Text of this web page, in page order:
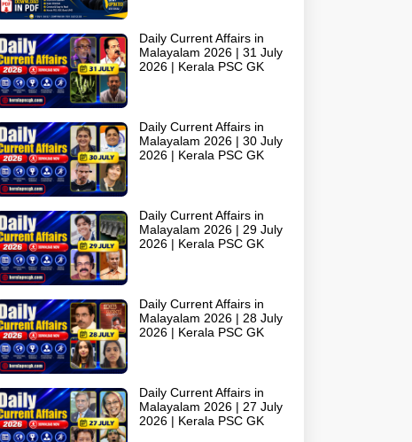
Daily Current Affairs in
Malayalam 2026 | 31 July
2026 | Kerala PSC GK
Daily Current Affairs in
Malayalam 2026 | 30 July
2026 | Kerala PSC GK
Daily Current Affairs in
Malayalam 2026 | 29 July
2026 | Kerala PSC GK
Daily Current Affairs in
Malayalam 2026 | 28 July
2026 | Kerala PSC GK
Daily Current Affairs in
Malayalam 2026 | 27 July
2026 | Kerala PSC GK